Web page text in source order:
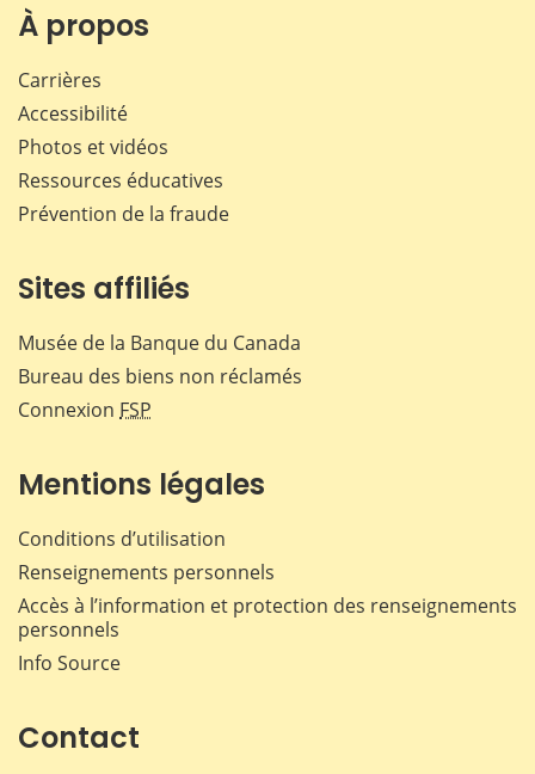
À propos
Carrières
Accessibilité
Photos et vidéos
Ressources éducatives
Prévention de la fraude
Sites affiliés
Musée de la Banque du Canada
Bureau des biens non réclamés
Connexion FSP
Mentions légales
Conditions d’utilisation
Renseignements personnels
Accès à l’information et protection des renseignements
personnels
Info Source
Contact